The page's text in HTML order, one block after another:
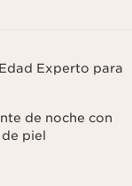
Experto para
de noche con
piel